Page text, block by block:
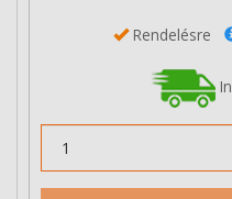
Rendelésre